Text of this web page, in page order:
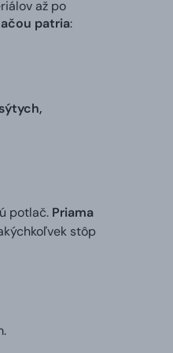
až po
patria:
potlač. Priama
stôp